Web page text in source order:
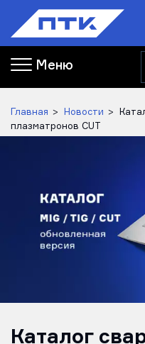
Меню
Главная Новости
плазматронов CUT
Каталог